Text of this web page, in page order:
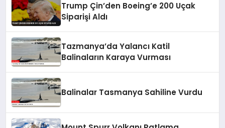
Trump Çin’den Boeing’e 200 Uçak
Siparişi Aldı
Tazmanya’da Yalancı Katil
Balinaların Karaya Vurması
Balinalar Tasmanya Sahiline Vurdu